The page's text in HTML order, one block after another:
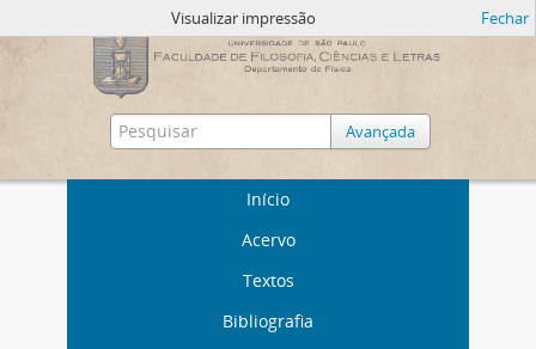
Avançada
Início
Acervo
Textos
Bibliografia
Visualizar impressão Fechar